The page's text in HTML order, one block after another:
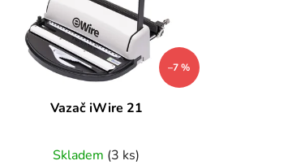
o
d
–7 %
Vazač iWire 21
Skladem (3 ks)